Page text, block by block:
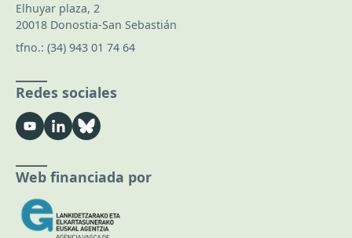
Elhuyar plaza, 2
20018 Donostia-San Sebastián
tfno.: (34) 943 01 74 64
Redes sociales
Web financiada por